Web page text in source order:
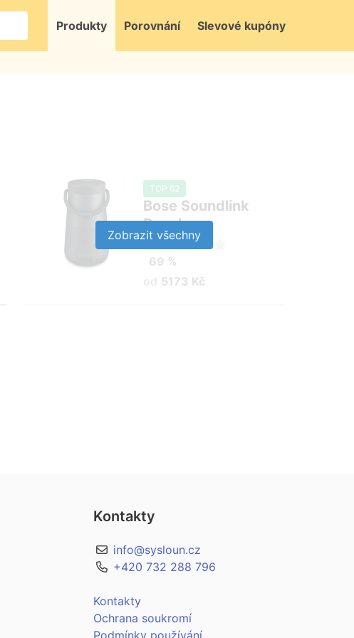
Produkty Porovnání Slevové kupóny
TOP 62
Bose Soundlink
Revolve+
69 %
od 5173 Kč
Zobrazit všechny
Kontakty
info@sysloun.cz
+420 732 288 796
Kontakty
Ochrana soukromí
Podmínky používání